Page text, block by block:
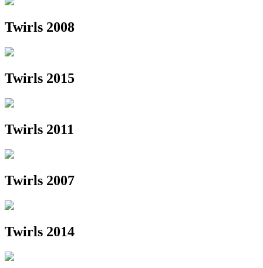
Twirls 2008
Twirls 2015
Twirls 2011
Twirls 2007
Twirls 2014